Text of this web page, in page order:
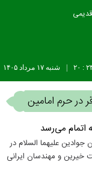
شنبه ۱۷ مرداد ۱۴۰۵ : ۲۰
حرم امامین
اتمام می‌رسد
علیهما السلام در
و مهندسان ایرانی